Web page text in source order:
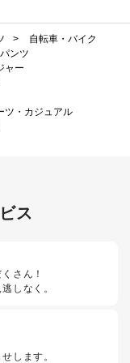
>
自転車・バイク
ンツ
ャー
ツ・カジュアル
ス
さん！
しなく。
します。